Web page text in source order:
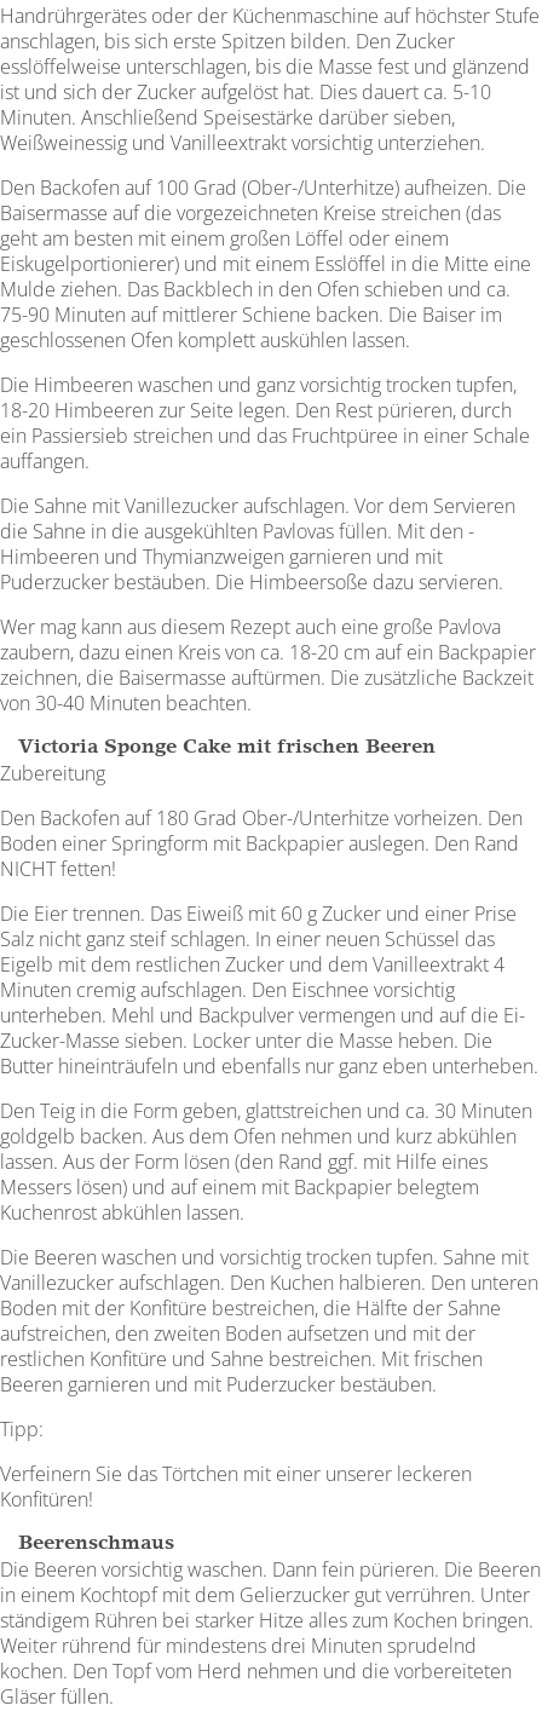
Handrührgerätes oder der Küchenmaschine auf höchster Stufe
anschlagen, bis sich erste Spitzen bilden. Den Zucker
esslöffelweise unterschlagen, bis die Masse fest und glänzend
ist und sich der Zucker aufgelöst hat. Dies dauert ca. 5-10
Minuten. Anschließend Speisestärke darüber sieben,
Weißweinessig und Vanilleextrakt vorsichtig unterziehen.
Den Backofen auf 100 Grad (Ober-/Unterhitze) aufheizen. Die
Baisermasse auf die vorgezeichneten Kreise streichen (das
geht am besten mit einem großen Löffel oder einem
Eiskugelportionierer) und mit einem Esslöffel in die Mitte eine
Mulde ziehen. Das Backblech in den Ofen schieben und ca.
75-90 Minuten auf mittlerer Schiene backen. Die Baiser im
geschlossenen Ofen komplett auskühlen lassen.
Die Himbeeren waschen und ganz vorsichtig trocken tupfen,
18-20 Himbeeren zur Seite legen. Den Rest pürieren, durch
ein Passiersieb streichen und das Fruchtpüree in einer ­Schale
auffangen.
Die Sahne mit Vanillezucker aufschlagen. Vor dem Servieren
die Sahne in die ausgekühlten Pavlovas füllen. Mit den ­
Himbeeren und Thymianzweigen garnieren und mit
Puderzucker bestäuben. Die Himbeersoße dazu servieren.
Wer mag kann aus diesem Rezept auch eine große Pavlova
zaubern, dazu einen Kreis von ca. 18-20 cm auf ein Backpapier
zeichnen, die Baisermasse auftürmen. Die zusätz­liche Backzeit
von 30-40 Minuten beachten.
Victoria Sponge Cake mit frischen Beeren
Zubereitung
Den Backofen auf 180 Grad Ober-/Unterhitze vorheizen. Den
Boden einer Springform mit Backpapier auslegen. Den Rand
NICHT fetten!
Die Eier trennen. Das Eiweiß mit 60 g Zucker und einer Prise
Salz nicht ganz steif schlagen. In einer neuen Schüssel das
Eigelb mit dem restlichen Zucker und dem Vanilleextrakt 4
Minuten cremig aufschlagen. Den Eischnee vorsichtig
unterheben. Mehl und Backpulver vermengen und auf die Ei-
Zucker-Masse sieben. Locker unter die Masse heben. Die
Butter hineinträufeln und ebenfalls nur ganz eben unterheben.
Den Teig in die Form geben, glattstreichen und ca. 30 Minuten
goldgelb backen. Aus dem Ofen nehmen und kurz abkühlen
lassen. Aus der Form lösen (den Rand ggf. mit Hilfe eines
Messers lösen) und auf einem mit Backpapier belegtem
Kuchenrost abkühlen lassen.
Die Beeren waschen und vorsichtig trocken tupfen. Sahne mit
Vanillezucker aufschlagen. Den Kuchen halbieren. Den unteren
Boden mit der Konfitüre bestreichen, die Hälfte der Sahne
aufstreichen, den zweiten Boden aufsetzen und mit der
restlichen Konfitüre und Sahne bestreichen. Mit frischen
Beeren garnieren und mit Puderzucker bestäuben.
Tipp:
Verfeinern Sie das Törtchen mit einer unserer leckeren
Konfitüren!
Beerenschmaus
Die Beeren vorsichtig waschen. Dann fein pürieren. Die Beeren
in einem Kochtopf mit dem Gelierzucker gut verrühren. Unter
ständigem Rühren bei starker Hitze alles zum Kochen bringen.
Weiter rührend für mindestens drei Minuten sprudelnd
kochen. Den Topf vom Herd nehmen und die vorbereiteten
Gläser füllen.